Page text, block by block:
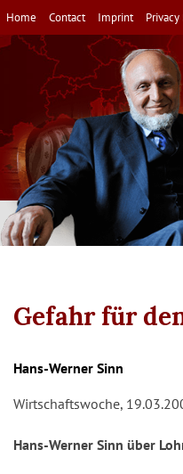
Skip
to
main
Home Contact Imprint
Gefahr für
Autor/en
Hans-Werner Sinn
Wirtschaftswoche,
Hans-Werner Sinn über